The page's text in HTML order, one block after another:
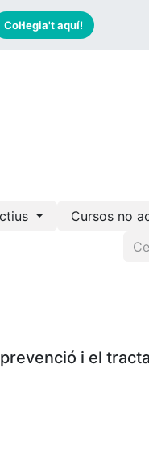
Col·legia't aquí!
Cursos no
i el